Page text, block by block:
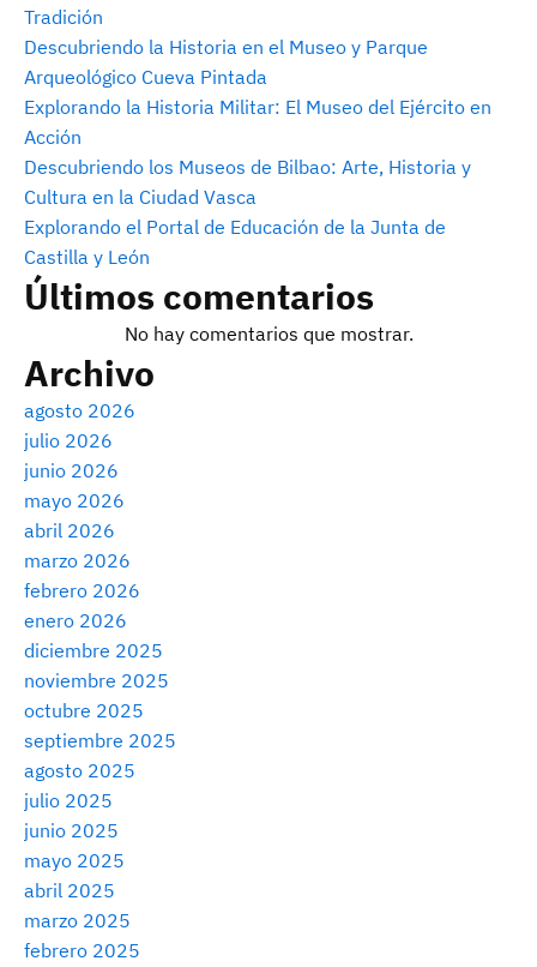
Tradición
Descubriendo la Historia en el Museo y Parque
Arqueológico Cueva Pintada
Explorando la Historia Militar: El Museo del Ejército en
Acción
Descubriendo los Museos de Bilbao: Arte, Historia y
Cultura en la Ciudad Vasca
Explorando el Portal de Educación de la Junta de
Castilla y León
Últimos comentarios
No hay comentarios que mostrar.
Archivo
agosto 2026
julio 2026
junio 2026
mayo 2026
abril 2026
marzo 2026
febrero 2026
enero 2026
diciembre 2025
noviembre 2025
octubre 2025
septiembre 2025
agosto 2025
julio 2025
junio 2025
mayo 2025
abril 2025
marzo 2025
febrero 2025